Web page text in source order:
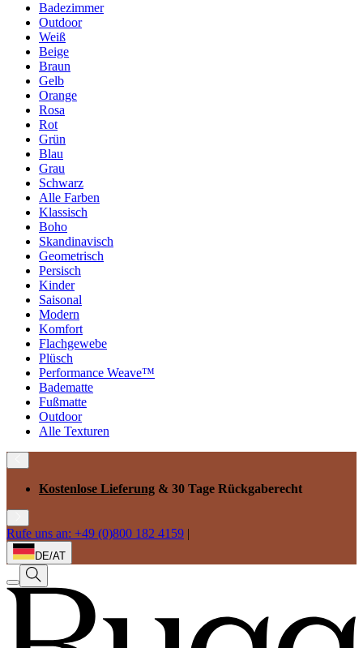
Badezimmer
Outdoor
Weiß
Beige
Braun
Gelb
Orange
Rosa
Rot
Grün
Blau
Grau
Schwarz
Alle Farben
Klassisch
Boho
Skandinavisch
Geometrisch
Persisch
Kinder
Saisonal
Modern
Komfort
Flachgewebe
Plüsch
Performance Weave™
Badematte
Fußmatte
Outdoor
Alle Texturen
Kostenlose Lieferung & 30 Tage Rückgaberecht
Rufe uns an: +49 (0)800 182 4159 |
DE/AT